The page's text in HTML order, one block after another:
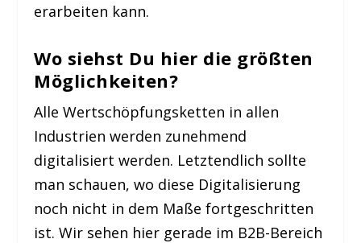
erarbeiten kann.
Wo siehst Du hier die größten
Möglichkeiten?
Alle Wertschöpfungsketten in allen
Industrien werden zunehmend
digitalisiert werden. Letztendlich sollte
man schauen, wo diese Digitalisierung
noch nicht in dem Maße fortgeschritten
ist. Wir sehen hier gerade im B2B-Bereich